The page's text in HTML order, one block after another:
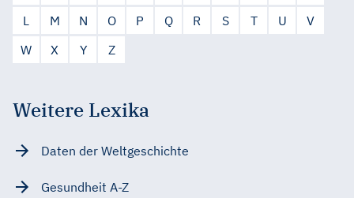
L
M N O P Q R S T U
V
W
X Y Z
Weitere Lexika
Daten der Weltgeschichte
Gesundheit A-Z